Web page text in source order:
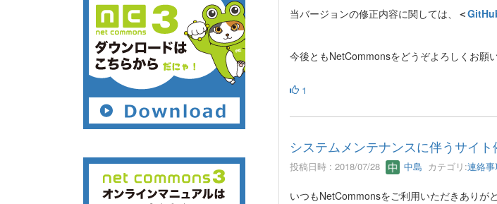
当バージョンの修正内容に関しては、
＜
今後ともNetCommonsをどうぞよろしくお願い
1
システムメンテナンスに伴うサイ
投稿日時 : 2018/07/28 中島 カテゴリ:連絡事
いつもNetCommonsをご利用いただきありが